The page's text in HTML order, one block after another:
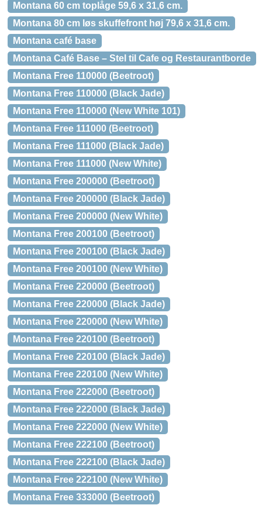
Montana 60 cm toplåge 59,6 x 31,6 cm.
Montana 80 cm løs skuffefront høj 79,6 x 31,6 cm.
Montana café base
Montana Café Base – Stel til Cafe og Restaurantborde
Montana Free 110000 (Beetroot)
Montana Free 110000 (Black Jade)
Montana Free 110000 (New White 101)
Montana Free 111000 (Beetroot)
Montana Free 111000 (Black Jade)
Montana Free 111000 (New White)
Montana Free 200000 (Beetroot)
Montana Free 200000 (Black Jade)
Montana Free 200000 (New White)
Montana Free 200100 (Beetroot)
Montana Free 200100 (Black Jade)
Montana Free 200100 (New White)
Montana Free 220000 (Beetroot)
Montana Free 220000 (Black Jade)
Montana Free 220000 (New White)
Montana Free 220100 (Beetroot)
Montana Free 220100 (Black Jade)
Montana Free 220100 (New White)
Montana Free 222000 (Beetroot)
Montana Free 222000 (Black Jade)
Montana Free 222000 (New White)
Montana Free 222100 (Beetroot)
Montana Free 222100 (Black Jade)
Montana Free 222100 (New White)
Montana Free 333000 (Beetroot)